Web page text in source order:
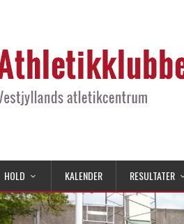
HOLD KALENDER RESULTATER